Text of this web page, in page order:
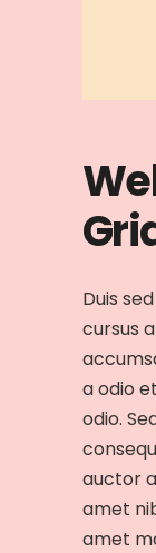
Duis
cursus
a odio
odio.
auctor
amet
amet